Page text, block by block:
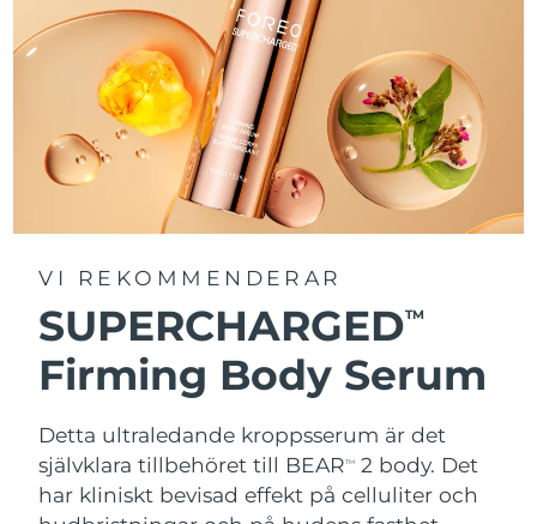
VI REKOMMENDERAR
SUPERCHARGEDTM
Firming Body Serum
Detta ultraledande kroppsserum är det
självklara tillbehöret till BEARTM
2 body. Det
har kliniskt bevisad effekt på celluliter och